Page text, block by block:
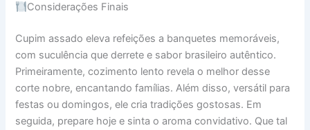
Considerações Finais
Cupim assado eleva refeições a banquetes memoráveis,
com suculência que derrete e sabor brasileiro autêntico.
Primeiramente, cozimento lento revela o melhor desse
corte nobre, encantando famílias. Além disso, versátil para
festas ou domingos, ele cria tradições gostosas. Em
seguida, prepare hoje e sinta o aroma convidativo. Que tal